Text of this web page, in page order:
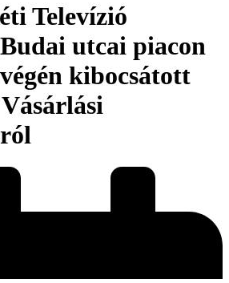
Televízió
utcai piacon
kibocsátott